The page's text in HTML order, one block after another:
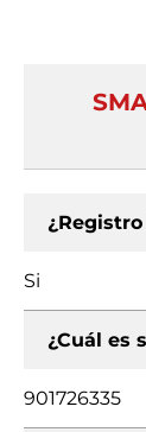
¿Registro
Si
¿Cuál es
901726335